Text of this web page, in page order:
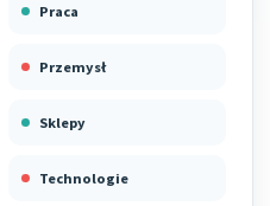
Praca
Przemysł
Sklepy
Technologie